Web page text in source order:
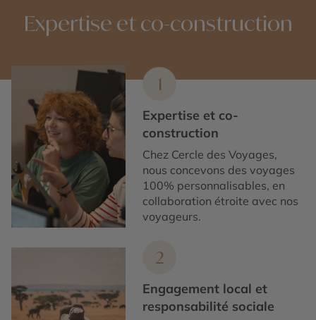
profiter des meilleures recommandations selon vos
envies et besoins.
Expertise et co-construction
1
Expertise et co-
construction
Chez Cercle des Voyages,
nous concevons des voyages
100% personnalisables, en
collaboration étroite avec nos
voyageurs.
2
Engagement local et
responsabilité sociale